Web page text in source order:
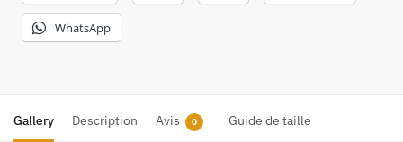
WhatsApp
Gallery Description Avis 0 Guide de taille